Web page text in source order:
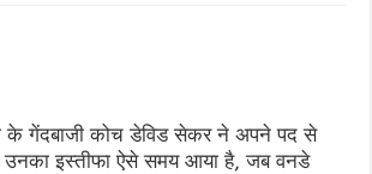
के गेंदबाजी कोच डेविड सेकर ने अपने पद से
उनका इस्तीफा ऐसे समय आया है, जब वनडे